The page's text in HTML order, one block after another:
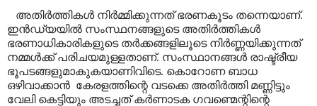
അതിർത്തികൾ നിർമ്മിക്കുന്നത് ഭരണകൂടം തന്നെയാണ്.
ഇൻഡ്യയിൽ സംസ്ഥനങ്ങളുടെ അതിർത്തികൾ
ഭരണാധികാരികളുടെ തർക്കങ്ങളിലൂടെ നിർണ്ണയിക്കുന്നത്
നമ്മൾക്ക് പരിചയമുള്ളതാണ്. സംസ്ഥാനങ്ങൾ രാഷ്ട്രീയ
ഭൂപടങ്ങളുമാകുകയാണിവിടെ. കൊറോണ ബാധ
ഒഴിവാക്കാൻ കേരളത്തിന്റെ വടക്കെ അതിർത്തി മണ്ണിട്ടും
വേലി കെട്ടിയും അടച്ചത് കർണാടക ഗവണ്മെന്റിന്റെ